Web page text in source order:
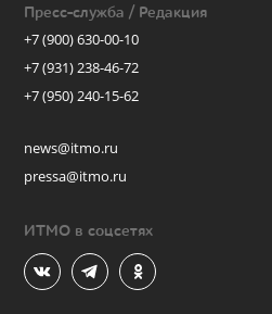
Пресс-служба / Редакция
+7 (900) 630-00-10
+7 (931) 238-46-72
+7 (950) 240-15-62
news@itmo.ru
pressa@itmo.ru
ИТМО в соцсетях